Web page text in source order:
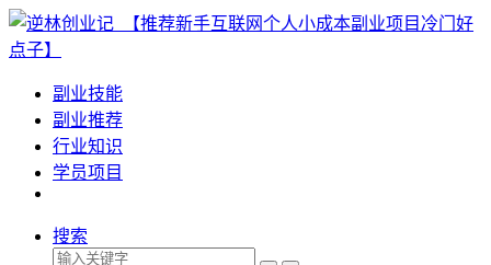
副业技能
副业推荐
行业知识
学员项目
搜索